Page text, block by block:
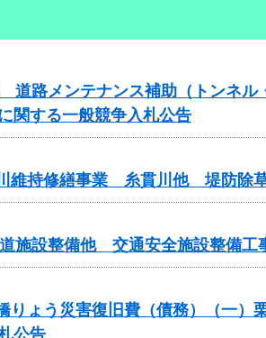
路メンテナンス補助（トンネル
関する一般競争入札公告
持修繕事業 糸貫川他 堤防除草
道施設整備他 交通安全施設整備工
ょう災害復旧費（債務）（一）
公告